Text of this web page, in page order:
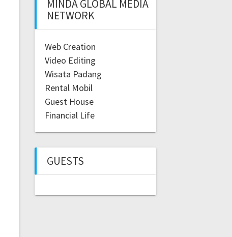
MINDA GLOBAL MEDIA
NETWORK
Web Creation
Video Editing
Wisata Padang
Rental Mobil
Guest House
Financial Life
GUESTS